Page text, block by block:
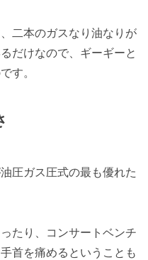
二本のガスなり油なりが
だけなので、ギーギーと
す。
圧ガス圧式の最も優れた
たり、コンサートベンチ
首を痛めるということも